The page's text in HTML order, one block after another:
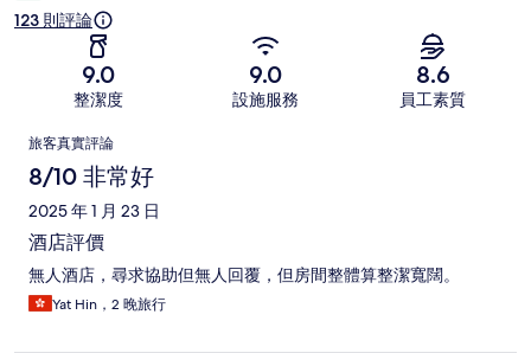
123 則評論
9.0
整潔度
9.0
設施服務
8.6
員工素質
評
論
旅客真實評論
8/10 非常好
2025 年 1 月 23 日
酒店評價
無人酒店，尋求協助但無人回覆，但房間整體算整潔寬闊。
Yat Hin，2 晚旅行